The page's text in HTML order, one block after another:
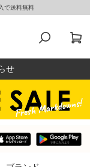
で送料無料
せ